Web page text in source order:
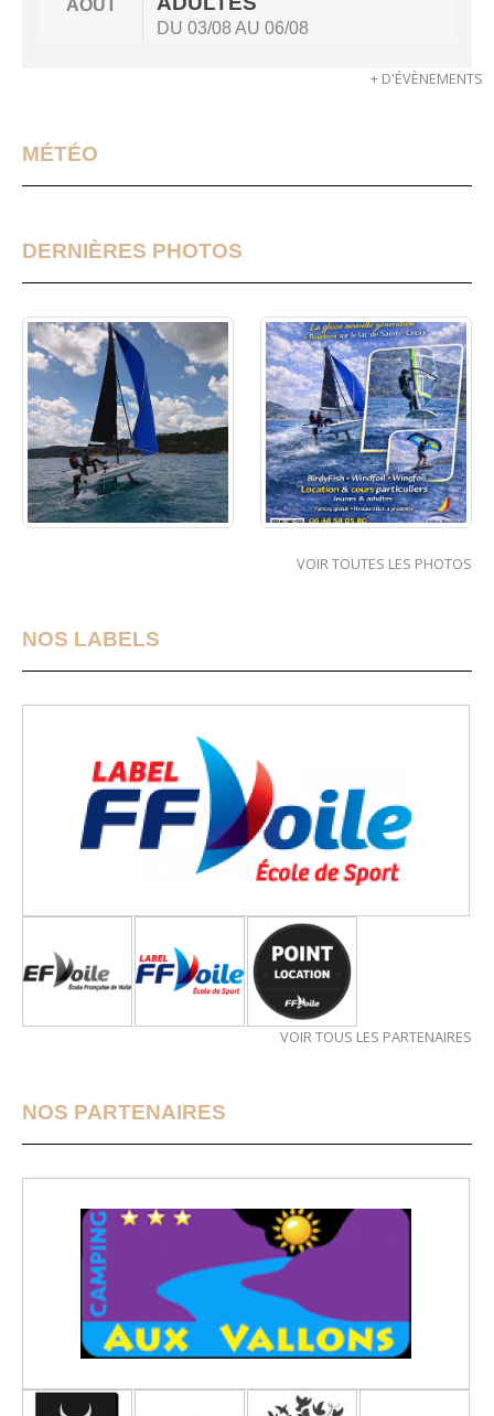
AOÛT
DU 03/08 AU 06/08
+ D'ÉVÈNEMENTS
MÉTÉO
DERNIÈRES PHOTOS
VOIR TOUTES LES PHOTOS
NOS LABELS
VOIR TOUS LES PARTENAIRES
NOS PARTENAIRES